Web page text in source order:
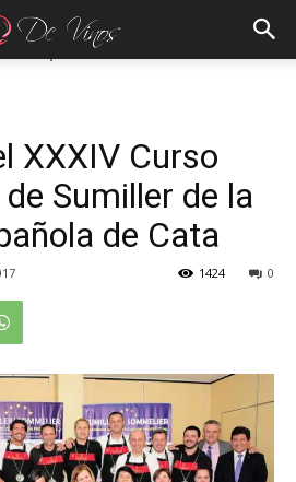
XXXIV Curso
Sumiller de la
de Cata
0
1424